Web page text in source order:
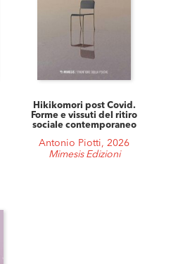
Hikikomori post Covid.
Forme e vissuti del ritiro
sociale contemporaneo
Antonio Piotti, 2026
Mimesis Edizioni